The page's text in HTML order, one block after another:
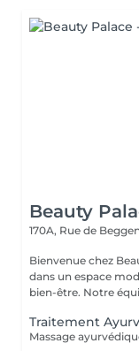
Beauty
170A, Rue de
Bienvenue chez Beauty Palace Notre
dans un espace
bien-être. Notre
Traitement